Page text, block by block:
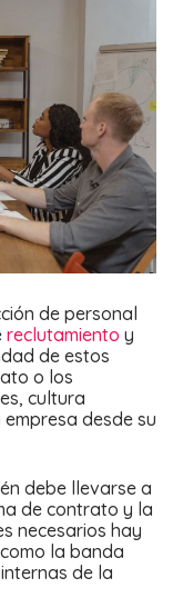
de personal
reclutamiento y
de estos
o los
cultura
desde su
debe llevarse a
de contrato y la
necesarios hay
la banda
de la